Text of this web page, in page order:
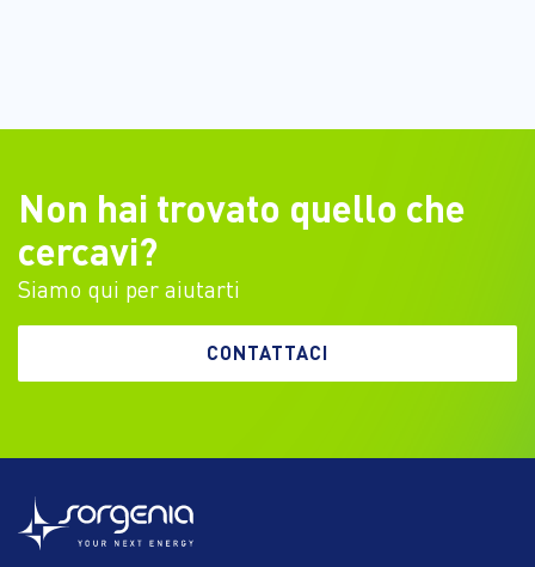
Non hai trovato quello che
cercavi?
Siamo qui per aiutarti
CONTATTACI